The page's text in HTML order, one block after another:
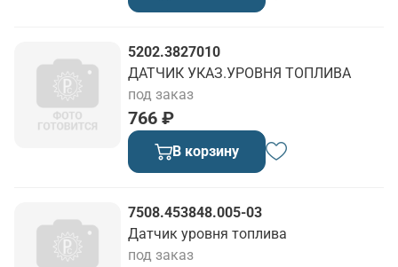
5202.3827010
ДАТЧИК УКАЗ.УРОВНЯ ТОПЛИВА
766 ₽
под заказ
В корзину
7508.453848.005-03
Датчик уровня топлива
под заказ